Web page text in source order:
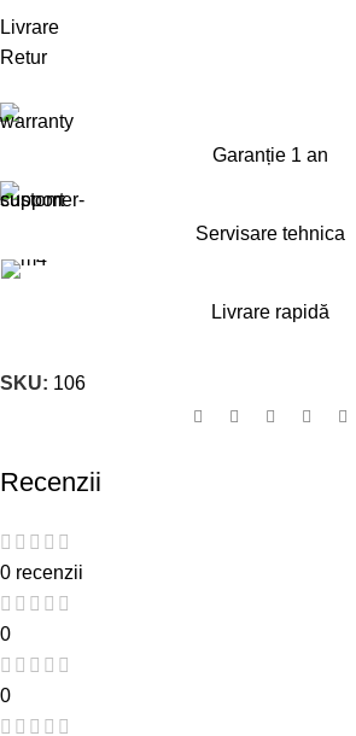
Livrare
Retur
Garanție 1 an
Servisare tehnica
Livrare rapidă
SKU: 106
Recenzii
0 recenzii
0
0